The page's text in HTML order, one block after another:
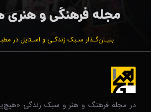
بنیـان‌گـذار سـبک زندگـی و اسـتایل در
در مجله فرهنگ و هنر و سبک زندگی‌